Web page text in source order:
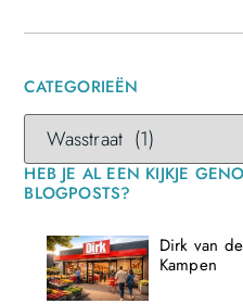
CATEGORIEËN
HEB JE AL EEN KIJKJE
BLOGPOSTS?
Dirk van
Kampen